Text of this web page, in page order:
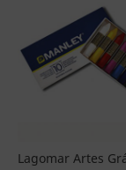
Lagomar Artes